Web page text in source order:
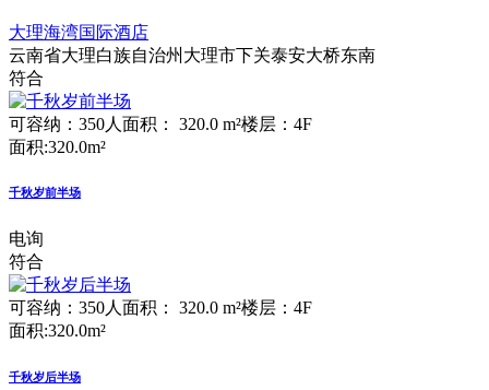
大理海湾国际酒店
云南省大理白族自治州大理市下关泰安大桥东南
符合
可容纳：350人 面积： 320.0 m²楼层：4F
面积:320.0m²
千秋岁前半场
电询
符合
可容纳：350人面积： 320.0 m²楼层：4F
面积:320.0m²
千秋岁后半场